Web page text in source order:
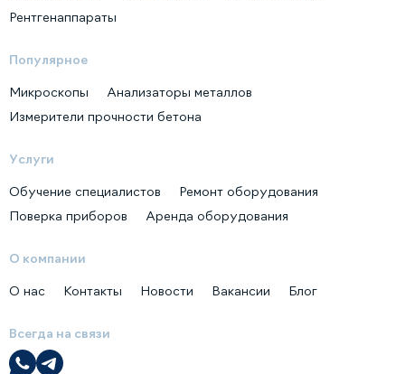
Рентгенаппараты
Популярное
Микроскопы
Анализаторы металлов
Измерители прочности бетона
Услуги
Обучение специалистов
Ремонт оборудования
Поверка приборов
Аренда оборудования
О компании
О нас Контакты Новости Вакансии Блог
Всегда на связи